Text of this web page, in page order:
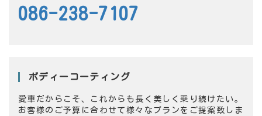
086-238-7107
ボディーコーティング
愛車だからこそ、これからも長く美しく乗り続けたい。
お客様のご予算に合わせて様々なプランをご提案致しま